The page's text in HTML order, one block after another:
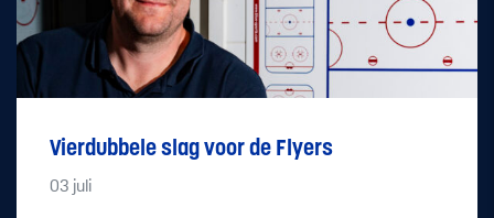
Vierdubbele slag voor de Flyers
03 juli